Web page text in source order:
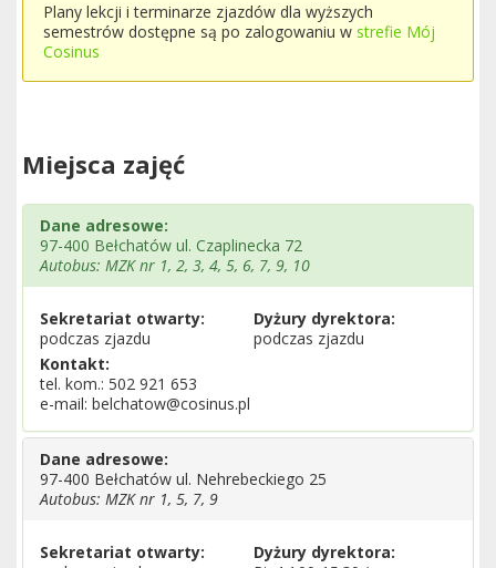
Plany lekcji i terminarze zjazdów dla wyższych
semestrów dostępne są po zalogowaniu w strefie Mój
Cosinus
Miejsca zajęć
Dane adresowe:
97-400 Bełchatów ul. Czaplinecka 72
Autobus: MZK nr 1, 2, 3, 4, 5, 6, 7, 9, 10
Sekretariat otwarty:
podczas zjazdu
Dyżury dyrektora:
podczas zjazdu
Kontakt:
tel. kom.: 502 921 653
e-mail: belchatow@cosinus.pl
Dane adresowe:
97-400 Bełchatów ul. Nehrebeckiego 25
Autobus: MZK nr 1, 5, 7, 9
Sekretariat otwarty:
Dyżury dyrektora: